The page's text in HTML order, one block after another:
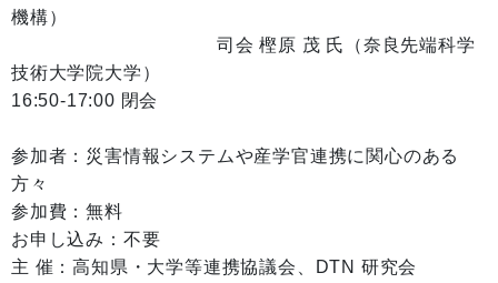
機構）
司会 樫原 茂 氏（奈良先端科学
技術大学院大学）
16:50-17:00 閉会
参加者：災害情報システムや産学官連携に関心のある
方々
参加費：無料
お申し込み：不要
主 催：高知県・大学等連携協議会、DTN 研究会